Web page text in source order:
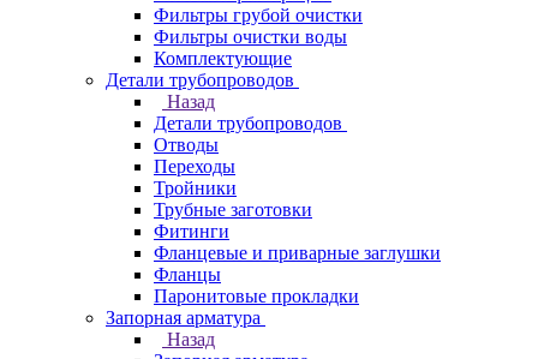
Фильтры грубой очистки
Фильтры очистки воды
Комплектующие
Детали трубопроводов
Назад
Детали трубопроводов
Отводы
Переходы
Тройники
Трубные заготовки
Фитинги
Фланцевые и приварные заглушки
Фланцы
Паронитовые прокладки
Запорная арматура
Назад